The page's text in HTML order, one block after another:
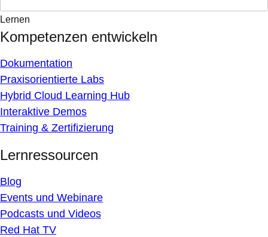
Lernen
Kompetenzen entwickeln
Dokumentation
Praxisorientierte Labs
Hybrid Cloud Learning Hub
Interaktive Demos
Training & Zertifizierung
Lernressourcen
Blog
Events und Webinare
Podcasts und Videos
Red Hat TV